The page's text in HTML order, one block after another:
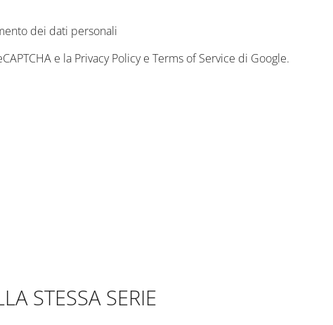
dei dati personali
e la Privacy Policye Terms of Service di Google.
STESSA SERIE